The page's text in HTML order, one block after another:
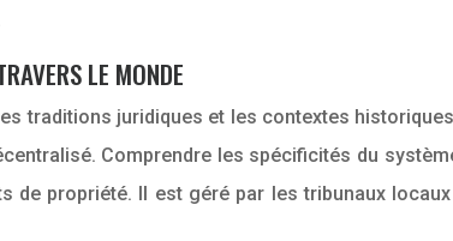
LE MONDE
traditions juridiques et les contextes
Comprendre les spécificités du
propriété. Il est géré par les tribunaux